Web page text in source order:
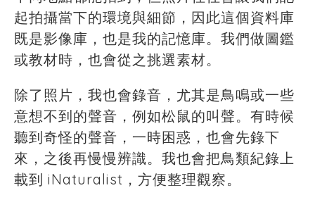
起拍攝當下的環境與細節，因此這個資料庫
既是影像庫，也是我的記憶庫。我們做圖鑑
或教材時，也會從之挑選素材。
除了照片，我也會錄音，尤其是鳥鳴或一些
意想不到的聲音，例如松鼠的叫聲。有時候
聽到奇怪的聲音，一時困惑，也會先錄下
來，之後再慢慢辨識。我也會把鳥類紀錄上
載到 iNaturalist，方便整理觀察。